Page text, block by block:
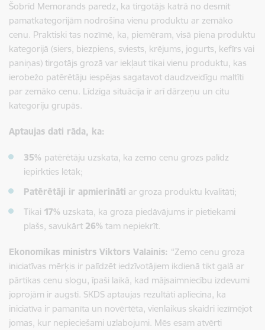
Šobrīd Memorands paredz, ka tirgotājs katrā no desmit
pamatkategorijām nodrošina vienu produktu ar zemāko
cenu. Praktiski tas nozīmē, ka, piemēram, visā piena produktu
kategorijā (siers, biezpiens, sviests, krējums, jogurts, kefīrs vai
paniņas) tirgotājs grozā var iekļaut tikai vienu produktu, kas
ierobežo patērētāju iespējas sagatavot daudzveidīgu maltīti
par zemāko cenu. Līdzīga situācija ir arī dārzeņu un citu
kategoriju grupās.
Aptaujas dati rāda, ka:
35% patērētāju uzskata, ka zemo cenu grozs palīdz
iepirkties lētāk;
Patērētāji ir apmierināti ar groza produktu kvalitāti;
Tikai 17% uzskata, ka groza piedāvājums ir pietiekami
plašs, savukārt 26% tam nepiekrīt.
Ekonomikas ministrs Viktors Valainis: “Zemo cenu groza
iniciatīvas mērķis ir palīdzēt iedzīvotājiem ikdienā tikt galā ar
pārtikas cenu slogu, īpaši laikā, kad mājsaimniecību izdevumi
joprojām ir augsti. SKDS aptaujas rezultāti apliecina, ka
iniciatīva ir pamanīta un novērtēta, vienlaikus skaidri iezīmējot
jomas, kur nepieciešami uzlabojumi. Mēs esam atvērti